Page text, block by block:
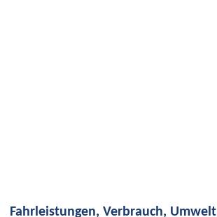
Fahrleistungen, Verbrauch, Umwelt